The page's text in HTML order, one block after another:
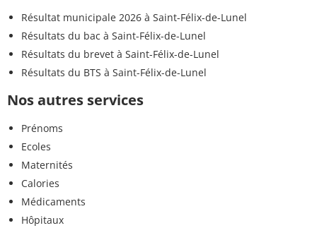
Résultat municipale 2026 à Saint-Félix-de-Lunel
Résultats du bac à Saint-Félix-de-Lunel
Résultats du brevet à Saint-Félix-de-Lunel
Résultats du BTS à Saint-Félix-de-Lunel
Nos autres services
Prénoms
Ecoles
Maternités
Calories
Médicaments
Hôpitaux